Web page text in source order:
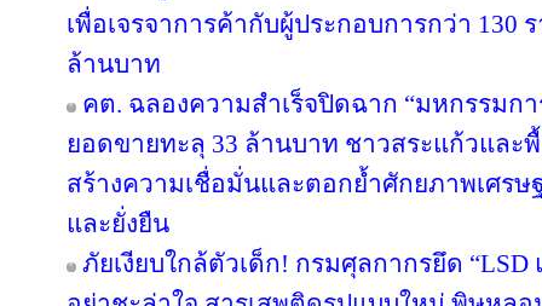
เพื่อเจรจาการค้ากับผู้ประกอบการกว่า 130
ล้านบาท
คต. ฉลองความสำเร็จปิดฉาก “มหกรรมก
ยอดขายทะลุ 33 ล้านบาท ชาวสระแก้วและ
สร้างความเชื่อมั่นและตอกย้ำศักยภาพเศร
และยั่งยืน
ภัยเงียบใกล้ตัวเด็ก! กรมศุลกากรยึด